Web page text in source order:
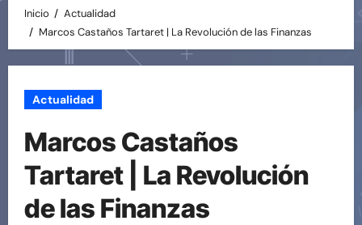
Inicio
Actualidad
Marcos Castaños Tartaret | La Revolución de las Finanzas
Actualidad
Marcos Castaños
Tartaret | La Revolución
de las Finanzas